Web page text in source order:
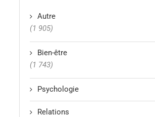
Autre
(1 905)
Bien-être
(1 743)
Psychologie
Relations